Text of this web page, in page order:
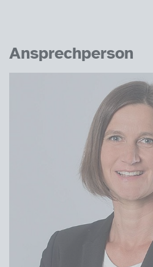
Ansprechperson